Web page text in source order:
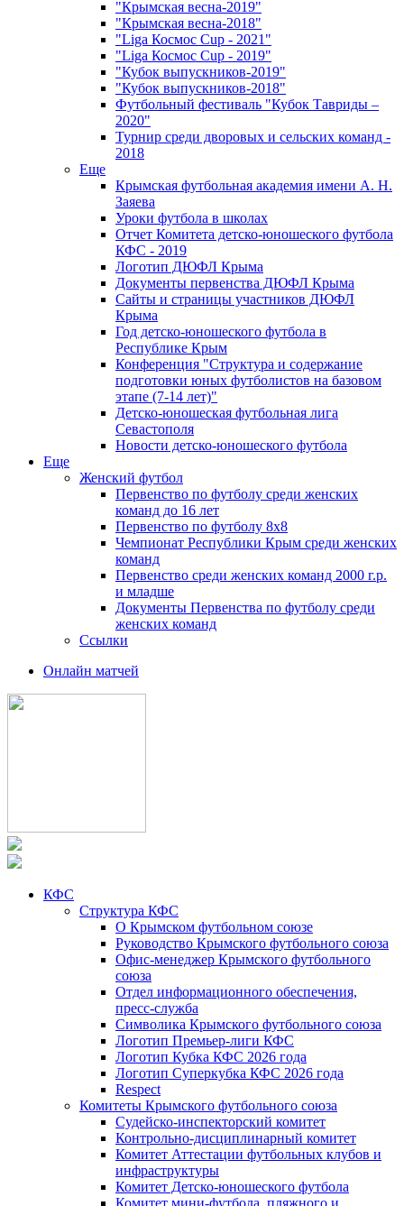
"Крымская весна-2019"
"Крымская весна-2018"
"Liga Космос Cup - 2021"
"Liga Космос Cup - 2019"
"Кубок выпускников-2019"
"Кубок выпускников-2018"
Футбольный фестиваль "Кубок Тавриды –
2020"
Турнир среди дворовых и сельских команд -
2018
Еще
Крымская футбольная академия имени А. Н.
Заяева
Уроки футбола в школах
Отчет Комитета детско-юношеского футбола
КФС - 2019
Логотип ДЮФЛ Крыма
Документы первенства ДЮФЛ Крыма
Сайты и страницы участников ДЮФЛ
Крыма
Год детско-юношеского футбола в
Республике Крым
Конференция "Структура и содержание
подготовки юных футболистов на базовом
этапе (7-14 лет)"
Детско-юношеская футбольная лига
Севастополя
Новости детско-юношеского футбола
Еще
Женский футбол
Первенство по футболу среди женских
команд до 16 лет
Первенство по футболу 8х8
Чемпионат Республики Крым среди женских
команд
Первенство среди женских команд 2000 г.р.
и младше
Документы Первенства по футболу среди
женских команд
Ссылки
Онлайн матчей
КФС
Структура КФС
О Крымском футбольном союзе
Руководство Крымского футбольного союза
Офис-менеджер Крымского футбольного
союза
Отдел информационного обеспечения,
пресс-служба
Символика Крымского футбольного союза
Логотип Премьер-лиги КФС
Логотип Кубка КФС 2026 года
Логотип Суперкубка КФС 2026 года
Respect
Комитеты Крымского футбольного союза
Судейско-инспекторский комитет
Контрольно-дисциплинарный комитет
Комитет Аттестации футбольных клубов и
инфраструктуры
Комитет Детско-юношеского футбола
Комитет мини-футбола, пляжного и